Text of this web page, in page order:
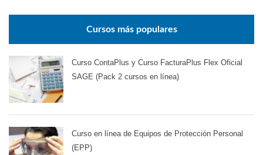
Cursos más populares
Curso ContaPlus y Curso FacturaPlus Flex Oficial
SAGE (Pack 2 cursos en línea)
Curso en línea de Equipos de Protección Personal
(EPP)